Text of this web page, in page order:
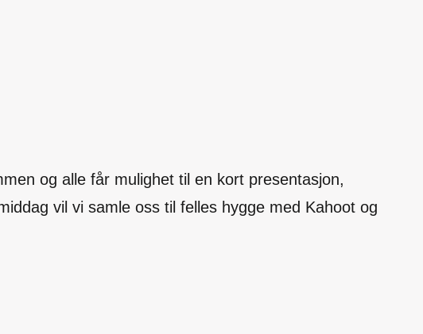
og alle får mulighet til en kort presentasjon,
vil vi samle oss til felles hygge med Kahoot og